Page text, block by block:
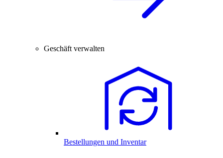
Geschäft verwalten
Bestellungen und Inventar